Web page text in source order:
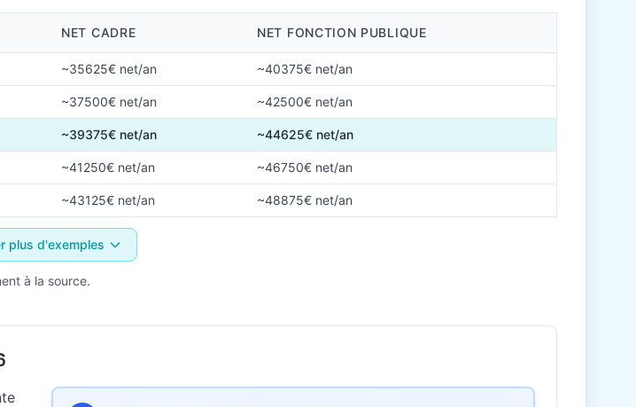
NET CADRE NET FONCTION PUBLIQUE
~35625€ net/an ~40375€ net/an
~37500€ net/an ~42500€ net/an
~39375€ net/an ~44625€ net/an
~41250€ net/an ~46750€ net/an
~43125€ net/an ~48875€ net/an
plus d'exemples
à la source.